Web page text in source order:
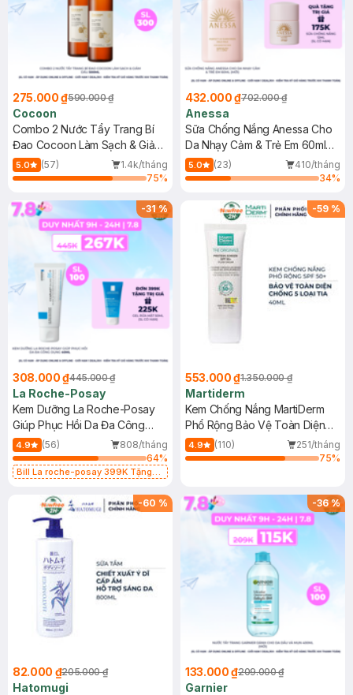
275.000 ₫590.000 ₫
Cocoon
Combo 2 Nước Tẩy Trang Bí
Đao Cocoon Làm Sạch & Giảm
Dầu 500ml
5.0 (57)
1.4k/tháng
75%
432.000 ₫702.000 ₫
Anessa
Sữa Chống Nắng Anessa Cho
Da Nhạy Cảm & Trẻ Em 60ml
(Mới)
5.0 (23)
410/tháng
34%
-31%
308.000 ₫445.000 ₫
La Roche-Posay
Kem Dưỡng La Roche-Posay
Giúp Phục Hồi Da Đa Công
Dụng 40ml
4.9 (56)
808/tháng
64%
Bill La roche-posay 399K Tặng
(SL có hạn)
-59 %
553.000 ₫1.350.000 ₫
Martiderm
Kem Chống Nắng MartiDerm
Phổ Rộng Bảo Vệ Toàn Diện
40ml
4.9 (110)
251/tháng
75%
-60 %
82.000 ₫205.000 ₫
Hatomugi
-36%
133.000 ₫209.000 ₫
Garnier